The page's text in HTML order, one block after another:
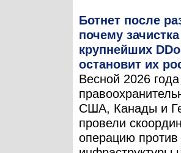
Ботнет после
почему зачистка
крупнейших
остановит их
Весной 2026 года
США, Канады и
провели
операцию против